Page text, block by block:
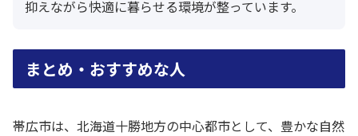
抑えながら快適に暮らせる環境が整っています。
まとめ・おすすめな人
帯広市は、北海道十勝地方の中心都市として、豊かな自然